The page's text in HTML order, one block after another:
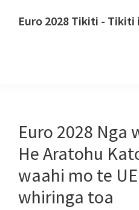
Euro 2028 Tikiti - Tikiti
Nga
Tikiti
Whakataetae
Whutupaoro
a
Euro 2028 Nga
He Aratohu
waahi mo te
whiringa toa